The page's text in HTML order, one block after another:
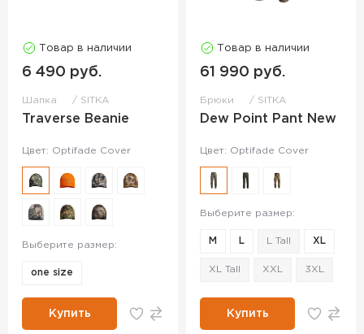
Товар в наличии
6 490 руб.
Шапка SITKA
Traverse Beanie
Цвет: Optifade Cover
Выберите размер:
one size
Купить
Товар в наличии
61 990 руб.
Брюки SITKA
Dew Point Pant New
Цвет: Optifade Cover
Выберите размер:
M L L Tall XL
XL Tall XXL 3XL
Купить